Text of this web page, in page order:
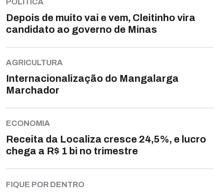
POLÍTICA
Depois de muito vai e vem, Cleitinho vira
candidato ao governo de Minas
AGRICULTURA
Internacionalização do Mangalarga
Marchador
ECONOMIA
Receita da Localiza cresce 24,5%, e lucro
chega a R$ 1 bi no trimestre
FIQUE POR DENTRO